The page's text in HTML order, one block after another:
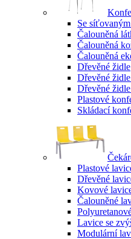
Se
Čalouněná
Čalouněná
Čalouněná
Dřevěné židle
Dřevěné
Dřevěné
Plastové
Skládací
Plastové
Dřevěné
Kovové
Čalouněné
Lavice se
Modulární